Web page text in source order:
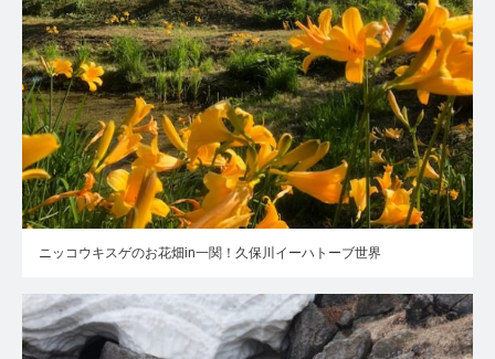
ニッコウキスゲのお花畑in一関！久保川イーハトーブ世界